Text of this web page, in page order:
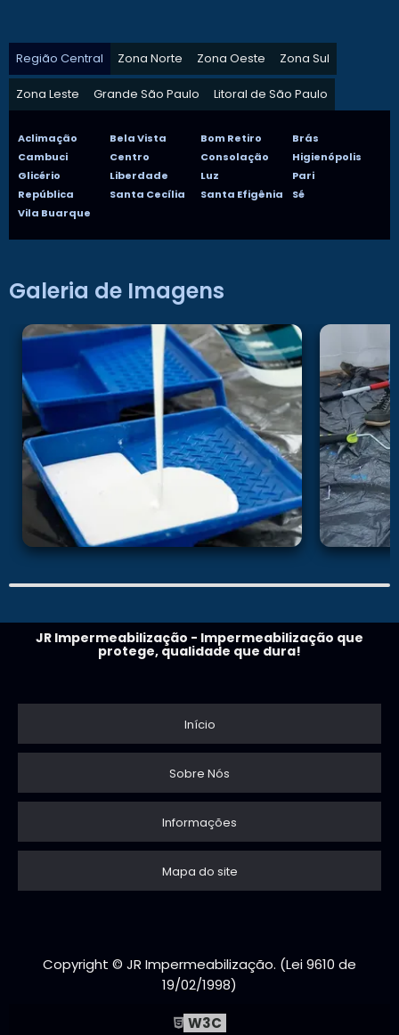
Região Central Zona Norte Zona Oeste Zona Sul
Zona Leste Grande São Paulo Litoral de São Paulo
Aclimação Bela Vista Bom Retiro
Brás
Cambuci
Centro Consolação
Higienópolis
Glicério
Liberdade Luz
Pari
República
Santa Cecília Santa Efigênia
Sé
Vila Buarque
Galeria de Imagens
JR Impermeabilização - Impermeabilização que
protege, qualidade que dura!
Início
Sobre Nós
Informações
Mapa do site
Copyright © JR Impermeabilização. (Lei 9610 de
19/02/1998)
W3C